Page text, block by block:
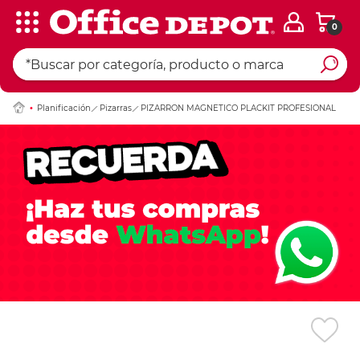
0
Planificación Pizarras PIZARRON MAGNETICO PLACKIT PROFESIONAL
Ingresar Codigo